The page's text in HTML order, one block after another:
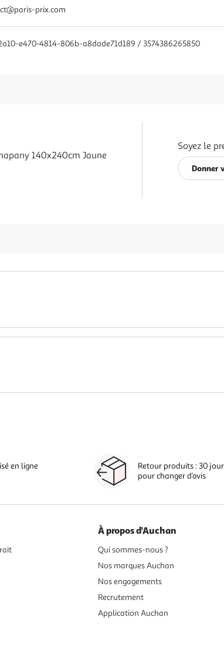
prix.com
e470-4814-806b-a8dade71d189 / 3574386265850
140x240cm Jaune
Soyez le
Donner
en ligne
Retour produits : 30
pour changer d’avis
À propos d'Auchan
Qui sommes-nous ?
Nos marques Auchan
Nos engagements
Recrutement
Application Auchan